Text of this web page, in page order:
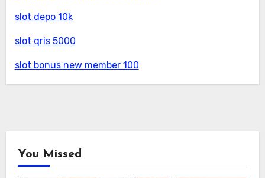
slot depo 10k
slot qris 5000
slot bonus new member 100
You Missed